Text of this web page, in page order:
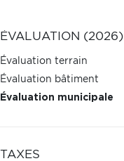
ÉVALUATION (2026)
Évaluation terrain
Évaluation bâtiment
Évaluation municipale
TAXES